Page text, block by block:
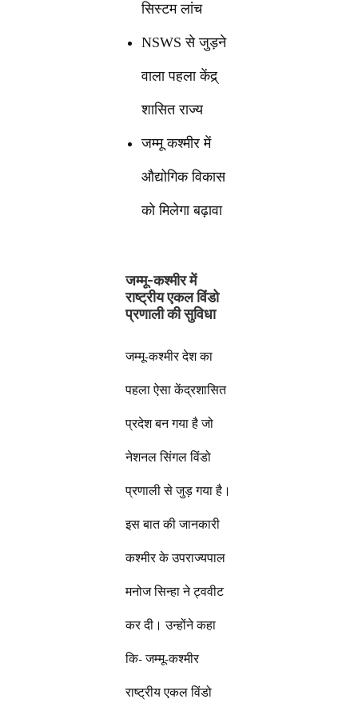
सिस्टम लांच
NSWS से जुड़ने
वाला पहला केंद्र्
शासित राज्य
जम्मू कश्मीर में
औद्योगिक विकास
को मिलेगा बढ़ावा
जम्मू-कश्मीर में
राष्ट्रीय एकल विंडो
प्रणाली की सुविधा
जम्मू-कश्मीर देश का
पहला ऐसा केंद्रशासित
प्रदेश बन गया है जो
नेशनल सिंगल विंडो
प्रणाली से जुड़ गया है।
इस बात की जानकारी
कश्मीर के उपराज्यपाल
मनोज सिन्हा ने ट्ववीट
कर दी। उन्होंने कहा
कि- जम्मू-कश्मीर
राष्ट्रीय एकल विंडो